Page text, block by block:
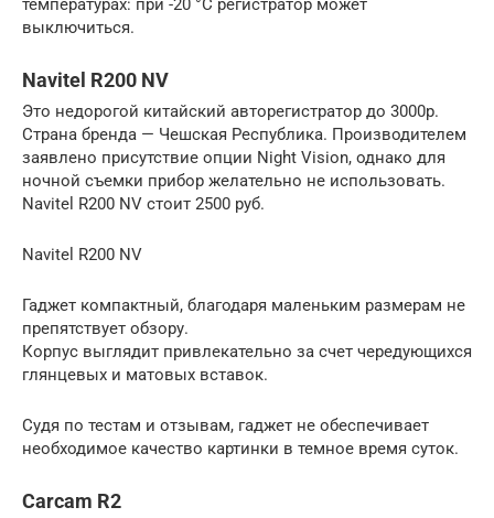
температурах: при -20 °C регистратор может
выключиться.
Navitel R200 NV
Это недорогой китайский авторегистратор до 3000р.
Страна бренда — Чешская Республика. Производителем
заявлено присутствие опции Night Vision, однако для
ночной съемки прибор желательно не использовать.
Navitel R200 NV стоит 2500 руб.
Navitel R200 NV
Гаджет компактный, благодаря маленьким размерам не
препятствует обзору.
Корпус выглядит привлекательно за счет чередующихся
глянцевых и матовых вставок.
Судя по тестам и отзывам, гаджет не обеспечивает
необходимое качество картинки в темное время суток.
Carcam R2